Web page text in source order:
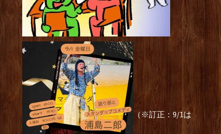
（※訂正：9/1は